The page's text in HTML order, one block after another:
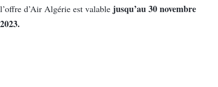
l’offre d’Air Algérie est valable jusqu’au 30 novembre
2023.